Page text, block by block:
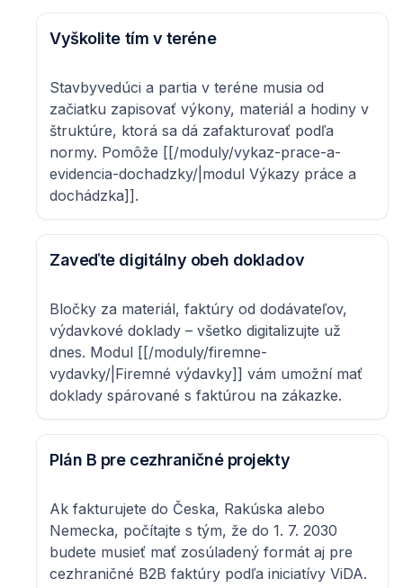
Vyškolite tím v teréne
Stavbyvedúci a partia v teréne musia od
začiatku zapisovať výkony, materiál a hodiny v
štruktúre, ktorá sa dá zafakturovať podľa
normy. Pomôže [[/moduly/vykaz-prace-a-
evidencia-dochadzky/|modul Výkazy práce a
dochádzka]].
Zaveďte digitálny obeh dokladov
Bločky za materiál, faktúry od dodávateľov,
výdavkové doklady – všetko digitalizujte už
dnes. Modul [[/moduly/firemne-
vydavky/|Firemné výdavky]] vám umožní mať
doklady spárované s faktúrou na zákazke.
Plán B pre cezhraničné projekty
Ak fakturujete do Česka, Rakúska alebo
Nemecka, počítajte s tým, že do 1. 7. 2030
budete musieť mať zosúladený formát aj pre
cezhraničné B2B faktúry podľa iniciatívy ViDA.